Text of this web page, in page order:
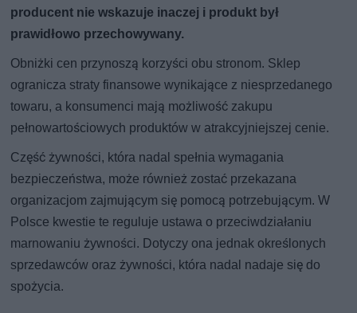
producent nie wskazuje inaczej i produkt był
prawidłowo przechowywany.
Obniżki cen przynoszą korzyści obu stronom. Sklep
ogranicza straty finansowe wynikające z niesprzedanego
towaru, a konsumenci mają możliwość zakupu
pełnowartościowych produktów w atrakcyjniejszej cenie.
Część żywności, która nadal spełnia wymagania
bezpieczeństwa, może również zostać przekazana
organizacjom zajmującym się pomocą potrzebującym. W
Polsce kwestie te reguluje ustawa o przeciwdziałaniu
marnowaniu żywności. Dotyczy ona jednak określonych
sprzedawców oraz żywności, która nadal nadaje się do
spożycia.